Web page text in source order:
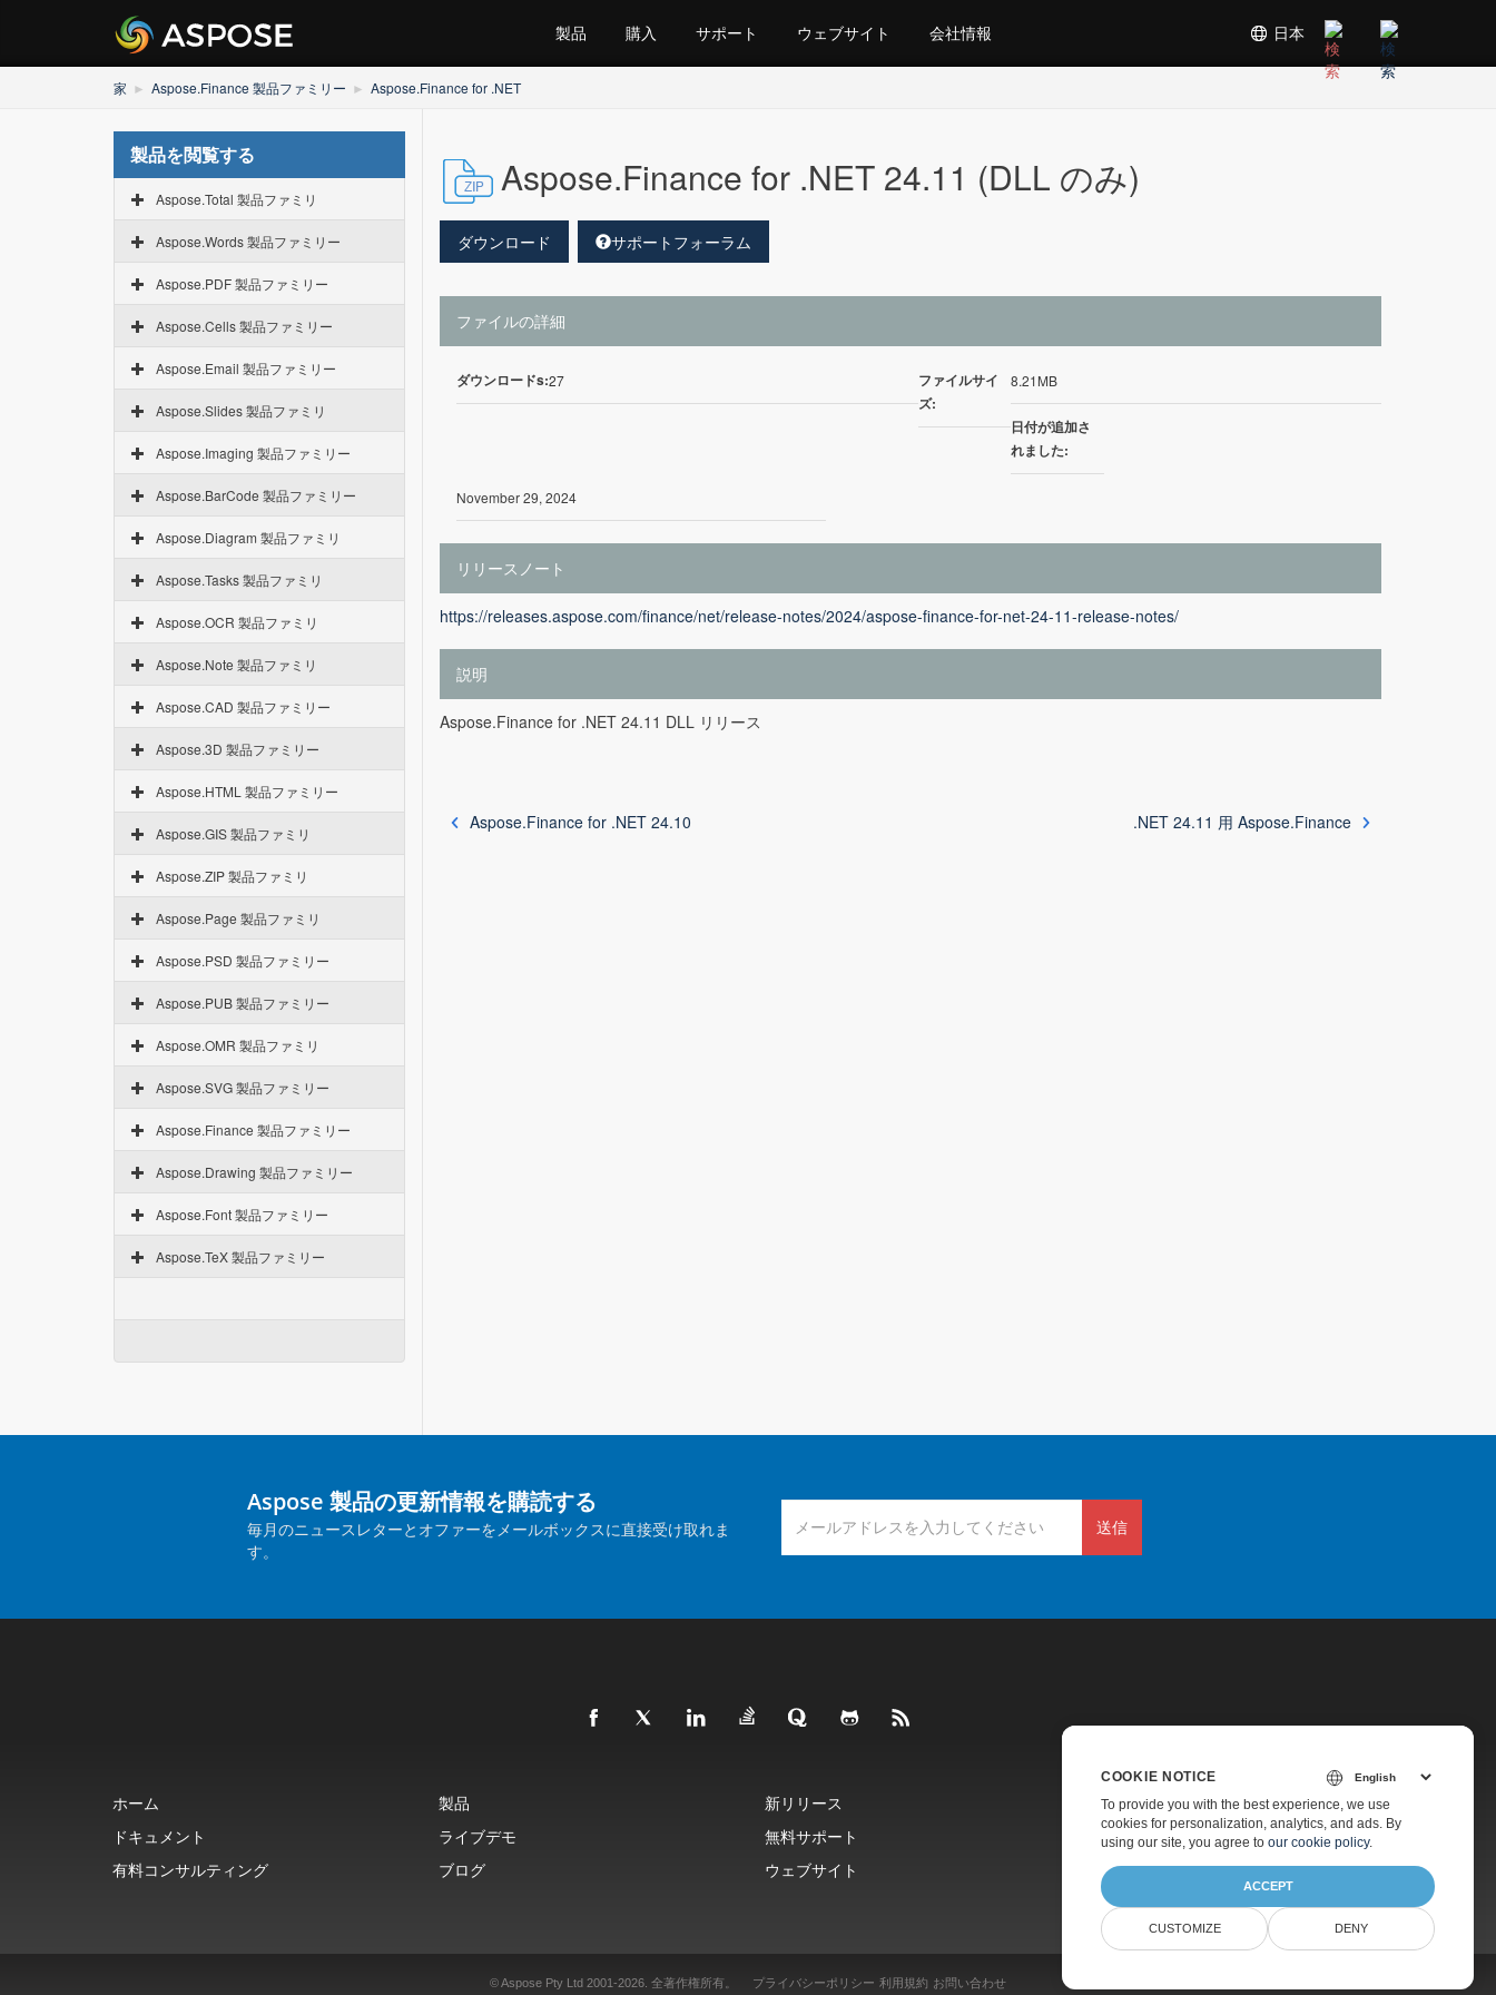
日本
製品 購入 サポート ウェブサイト 会社情報
家 Aspose.Finance 製品ファミリー Aspose.Finance for .NET
製品を閲覧する
Aspose.Total 製品ファミリ
Aspose.Words 製品ファミリー
Aspose.PDF 製品ファミリー
Aspose.Cells 製品ファミリー
Aspose.Email 製品ファミリー
Aspose.Slides 製品ファミリ
Aspose.Imaging 製品ファミリー
Aspose.BarCode 製品ファミリー
Aspose.Diagram 製品ファミリ
Aspose.Tasks 製品ファミリ
Aspose.OCR 製品ファミリ
Aspose.Note 製品ファミリ
Aspose.CAD 製品ファミリー
Aspose.3D 製品ファミリー
Aspose.HTML 製品ファミリー
Aspose.GIS 製品ファミリ
Aspose.ZIP 製品ファミリ
Aspose.Page 製品ファミリ
Aspose.PSD 製品ファミリー
Aspose.PUB 製品ファミリー
Aspose.OMR 製品ファミリ
Aspose.SVG 製品ファミリー
Aspose.Finance 製品ファミリー
Aspose.Drawing 製品ファミリー
Aspose.Font 製品ファミリー
Aspose.TeX 製品ファミリー
Aspose.Finance for .NET 24.11 (DLL のみ)
ダウンロード サポートフォーラム
ファイルの詳細
ダウンロードs:27
ファイルサイ
ズ:
8.21MB
日付が追加さ
れました:
November 29, 2024
リリースノート
https://releases.aspose.com/finance/net/release-notes/2024/aspose-finance-for-net-24-11-release-notes/
説明
Aspose.Finance for .NET 24.11 DLL リリース
Aspose.Finance for .NET 24.10 .NET 24.11 用 Aspose.Finance
Aspose 製品の更新情報を購読する
毎月のニュースレターとオファーをメールボックスに直接受け取れま
す。
送信
ホーム 製品 新リリース
価格
ドキュメント
ライブデモ 無料サポート
有料サポート
有料コンサルティング
ブログ ウェブサイト 会社情報
© Aspose Pty Ltd 2001-2026. 全著作権所有。 プライバシーポリシー 利用規約 お問い合わせ
COOKIE NOTICE
To provide you with the best experience, we use
cookies for personalization, analytics, and ads. By
using our site, you agree to our cookie policy.
ACCEPT
CUSTOMIZE DENY